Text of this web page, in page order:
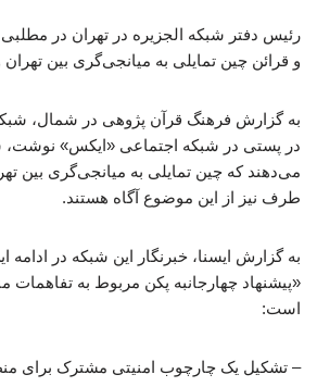
رئیس دفتر شبکه الجزیره در تهران در
و قرائن چین تمایلی به میانجی‌گری بین تهران
به گزارش فرهنگ قرآن پژوهی در شمال،
در پستی در شبکه اجتماعی «ایکس» نوشت،
طرف نیز از این موضوع آگاه هستند.
به گزارش ایسنا، خبرنگار این شبکه در
«پیشنهاد چهارجانبه پکن مربوط به
است:
– تشکیل یک چارچوب امنیتی مشترک برای